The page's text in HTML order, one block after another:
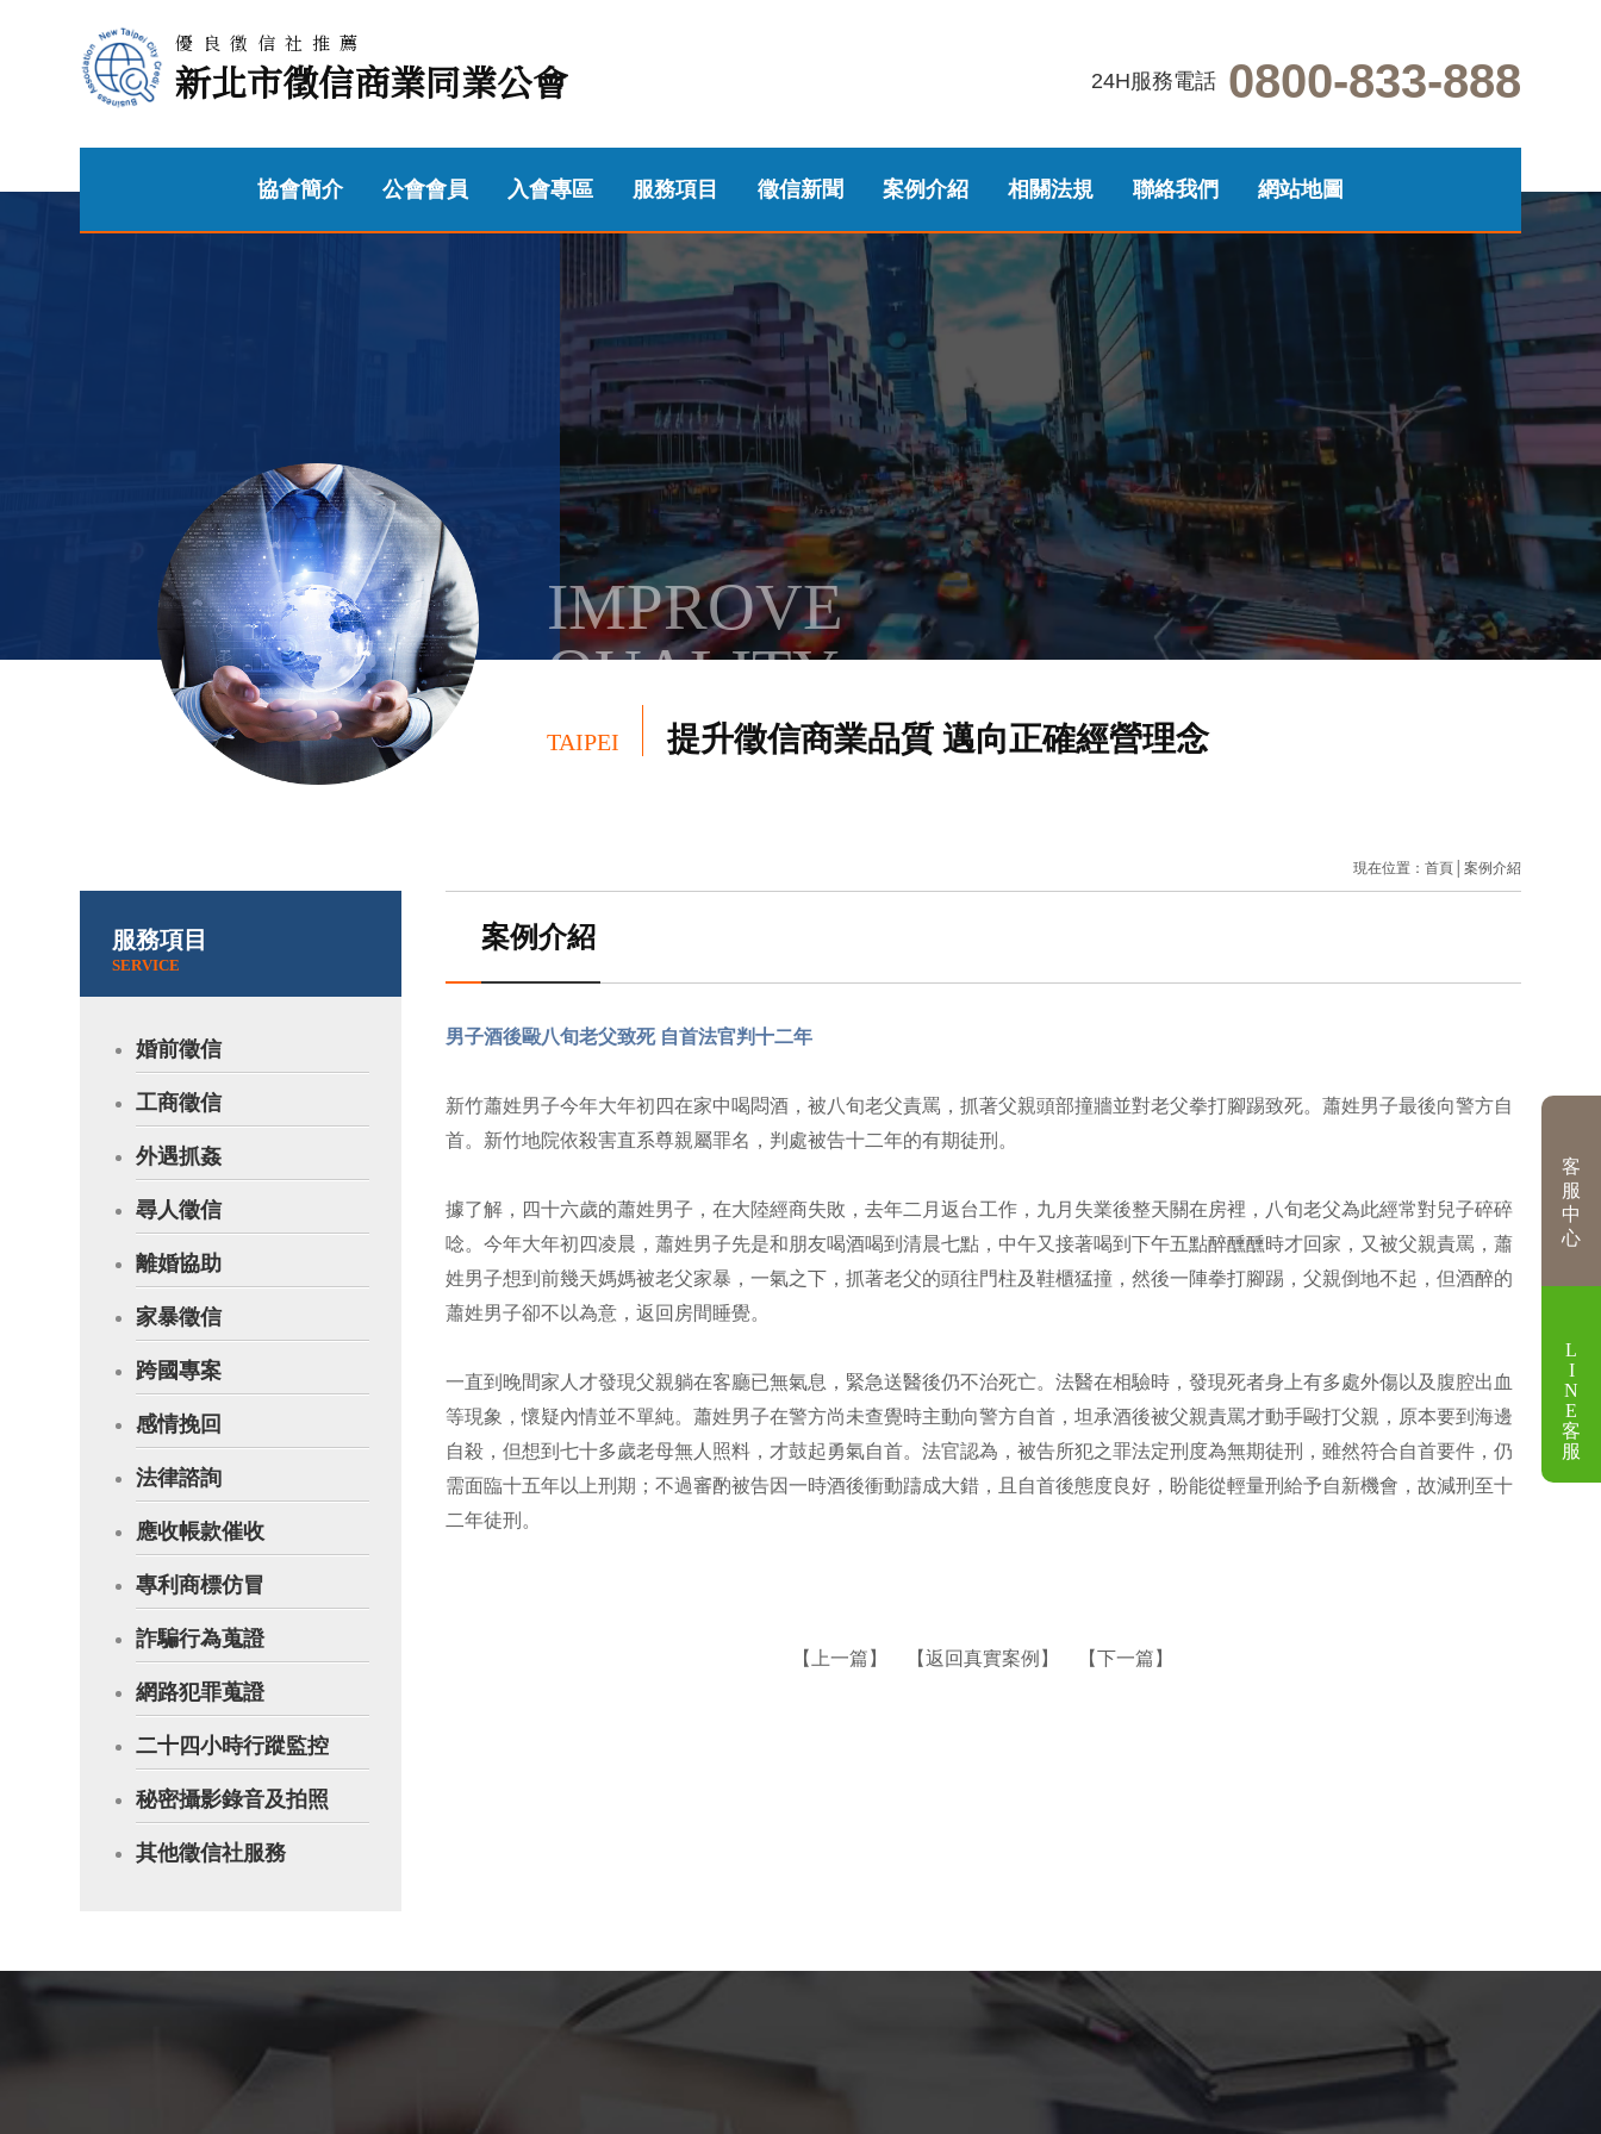
優良徵信社推薦
新北市徵信商業同業公會 24H服務電話 0800-833-888
協會簡介 公會會員 入會專區 服務項目 徵信新聞 案例介紹 相關法規 聯絡我們 網站地圖
IMPROVE
QUALITY
TAIPEI 提升徵信商業品質 邁向正確經營理念
現在位置： 首頁│ 案例介紹
服務項目
SERVICE
婚前徵信
工商徵信
外遇抓姦
尋人徵信
離婚協助
家暴徵信
跨國專案
感情挽回
法律諮詢
應收帳款催收
專利商標仿冒
詐騙行為蒐證
網路犯罪蒐證
二十四小時行蹤監控
秘密攝影錄音及拍照
其他徵信社服務
案例介紹
男子酒後毆八旬老父致死 自首法官判十二年
新竹蕭姓男子今年大年初四在家中喝悶酒，被八旬老父責罵，抓著父親頭部撞牆並對老父拳打腳踢致死。蕭姓男子最後向警方自
首。新竹地院依殺害直系尊親屬罪名，判處被告十二年的有期徒刑。
據了解，四十六歲的蕭姓男子，在大陸經商失敗，去年二月返台工作，九月失業後整天關在房裡，八旬老父為此經常對兒子碎碎
唸。今年大年初四凌晨，蕭姓男子先是和朋友喝酒喝到清晨七點，中午又接著喝到下午五點醉醺醺時才回家，又被父親責罵，蕭
姓男子想到前幾天媽媽被老父家暴，一氣之下，抓著老父的頭往門柱及鞋櫃猛撞，然後一陣拳打腳踢，父親倒地不起，但酒醉的
蕭姓男子卻不以為意，返回房間睡覺。
一直到晚間家人才發現父親躺在客廳已無氣息，緊急送醫後仍不治死亡。法醫在相驗時，發現死者身上有多處外傷以及腹腔出血
等現象，懷疑內情並不單純。蕭姓男子在警方尚未查覺時主動向警方自首，坦承酒後被父親責罵才動手毆打父親，原本要到海邊
自殺，但想到七十多歲老母無人照料，才鼓起勇氣自首。法官認為，被告所犯之罪法定刑度為無期徒刑，雖然符合自首要件，仍
需面臨十五年以上刑期；不過審酌被告因一時酒後衝動躊成大錯，且自首後態度良好，盼能從輕量刑給予自新機會，故減刑至十
二年徒刑。
【 上一篇 】 【返回真實案例 】 【下一篇 】
客
服
中
心
L
I
N
E
客
服